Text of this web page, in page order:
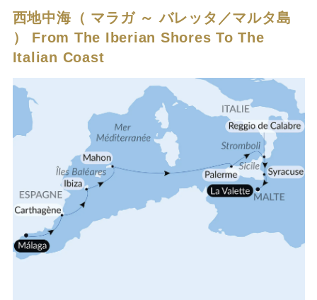
西地中海（ マラガ ～ バレッタ／マルタ島
） From The Iberian Shores To The
Italian Coast